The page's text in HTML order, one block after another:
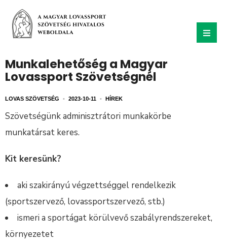
Munkalehetőség a Magyar
Lovassport Szövetségnél
LOVAS SZÖVETSÉG • 2023-10-11 • HÍREK
Szövetségünk adminisztrátori munkakörbe
munkatársat keres.
Kit keresünk?
aki szakirányú végzettséggel rendelkezik
(sportszervező, lovassportszervező, stb.)
ismeri a sportágat körülvevő szabályrendszereket,
környezetet